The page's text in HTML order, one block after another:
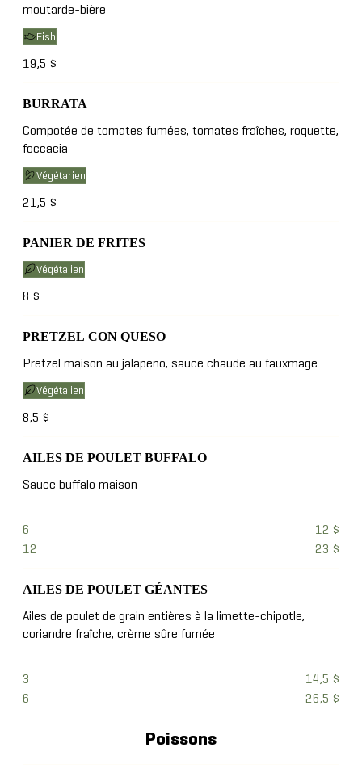
moutarde-bière
19,5 $
Fish
BURRATA
Compotée de tomates fumées, tomates fraîches, roquette,
foccacia
21,5 $
Végétarien
PANIER DE FRITES
8 $
Végétalien
PRETZEL CON QUESO
Pretzel maison au jalapeno, sauce chaude au fauxmage
8,5 $
Végétalien
AILES DE POULET BUFFALO
Sauce buffalo maison
6
12 $
12
23 $
AILES DE POULET GÉANTES
Ailes de poulet de grain entières à la limette-chipotle,
coriandre fraîche, crème sûre fumée
3
14,5 $
6
26,5 $
Poissons